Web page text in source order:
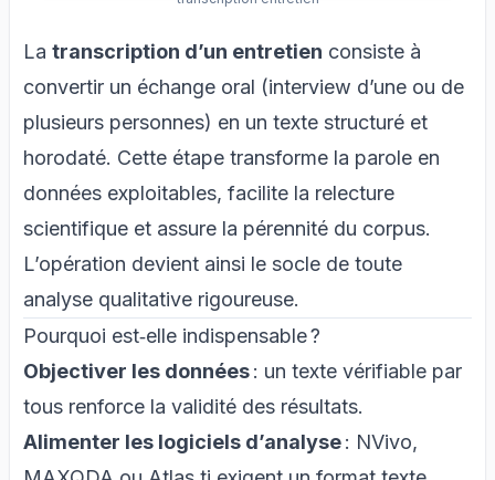
La transcription d’un entretien consiste à
convertir un échange oral (interview d’une ou de
plusieurs personnes) en un texte structuré et
horodaté. Cette étape transforme la parole en
données exploitables, facilite la relecture
scientifique et assure la pérennité du corpus.
L’opération devient ainsi le socle de toute
analyse qualitative rigoureuse.
Pourquoi est‑elle indispensable ?
Objectiver les données: un texte vérifiable par
tous renforce la validité des résultats.
Alimenter les logiciels d’analyse: NVivo,